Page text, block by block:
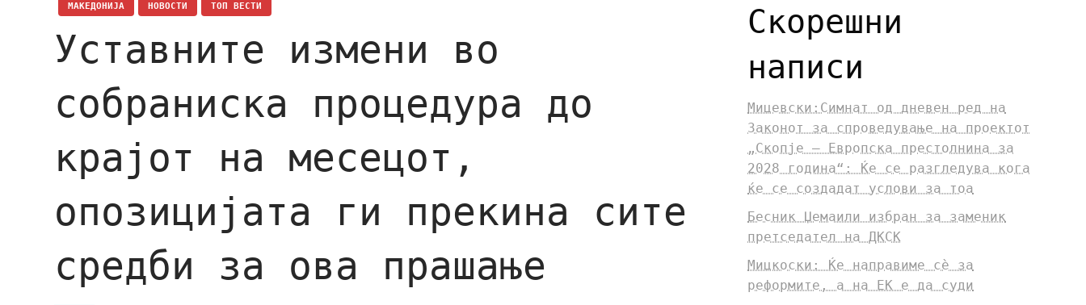
МАКЕДОНИЈА НОВОСТИ ТОП ВЕСТИ
Уставните измени во
собраниска процедура до
крајот на месецот,
опозицијата ги прекина сите
средби за ова прашање
Скорешни
написи
Мицевски:Симнат од дневен ред на
Законот за спроведување на проектот
„Скопје – Европска престолнина за
2028 година“: Ќе се разгледува кога
ќе се создадат услови за тоа
Бесник Џемаили избран за заменик
претседател на ДКСК
Мицкоски: Ќе направиме сè за
реформите, а на ЕК е да суди